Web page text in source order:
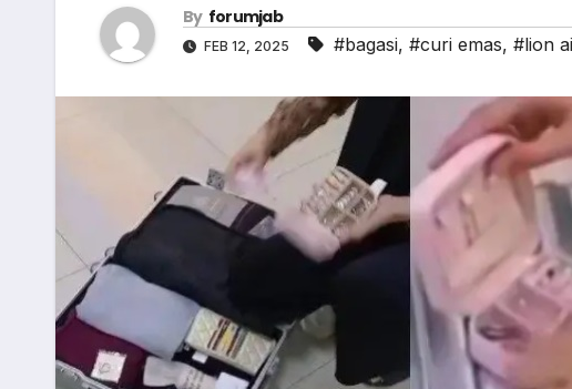
By forumjab
FEB 12, 2025 #bagasi, #curi emas, #lion